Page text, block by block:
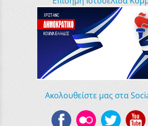
Ακολουθείστε μας στα